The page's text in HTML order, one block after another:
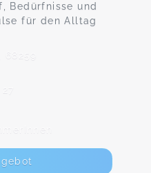
Bedürfnisse und
für den Alltag